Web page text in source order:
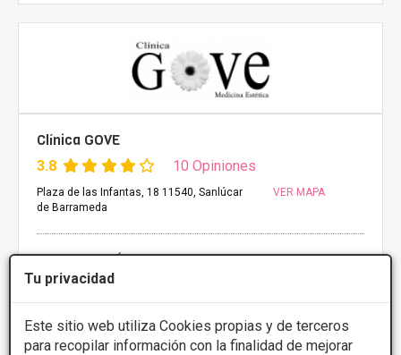
Tu privacidad
Este sitio web utiliza Cookies propias y de terceros
para recopilar información con la finalidad de mejorar
Clínica GOVE
3.8 10 Opiniones
Plaza de las Infantas, 18 11540, Sanlúcar
de Barrameda
VER MAPA
FINANCIACIÓN A MEDIDA
Depilación láser
CONSULTAR/CITA/PRESUPUESTO